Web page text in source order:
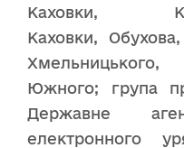
Каховки,
Каховки,
Южного; група
Державне
електронного